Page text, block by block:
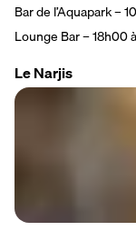
Bar de l’Aquapark –
Lounge Bar – 18h00
Le Narjis